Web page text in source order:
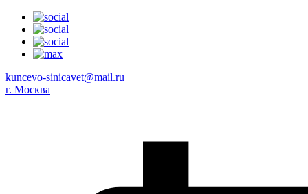
kuncevo-sinicavet@mail.ru
г. Москва